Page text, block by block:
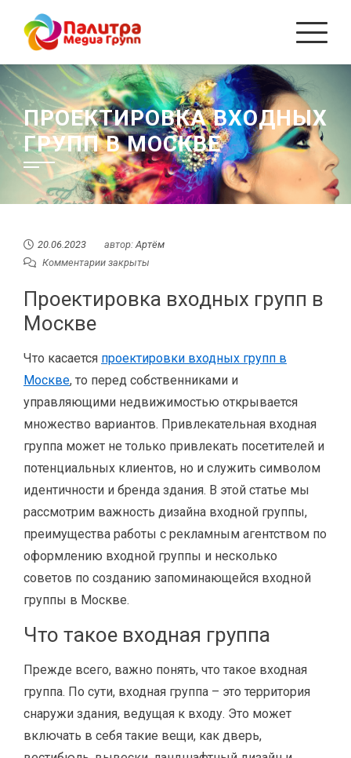
Перейти
содержанию
ПРОЕКТИРОВКА ВХОДНЫХ
ГРУПП В МОСКВЕ
20.06.2023 автор:Артём
Комментарии закрыты
Проектировка входных групп в
Москве
Что касается проектировки входных групп в
Москве, то перед собственниками и
управляющими недвижимостью открывается
множество вариантов. Привлекательная входная
группа может не только привлекать посетителей и
потенциальных клиентов, но и служить символом
идентичности и бренда здания. В этой статье мы
рассмотрим важность дизайна входной группы,
преимущества работы с рекламным агентством по
оформлению входной группы и несколько
советов по созданию запоминающейся входной
группы в Москве.
Что такое входная группа
Прежде всего, важно понять, что такое входная
группа. По сути, входная группа – это территория
снаружи здания, ведущая к входу. Это может
включать в себя такие вещи, как дверь,